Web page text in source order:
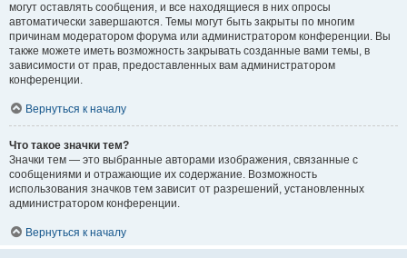
могут оставлять сообщения, и все находящиеся в них опросы
автоматически завершаются. Темы могут быть закрыты по многим
причинам модератором форума или администратором конференции. Вы
также можете иметь возможность закрывать созданные вами темы, в
зависимости от прав, предоставленных вам администратором
конференции.
Вернуться к началу
Что такое значки тем?
Значки тем — это выбранные авторами изображения, связанные с
сообщениями и отражающие их содержание. Возможность
использования значков тем зависит от разрешений, установленных
администратором конференции.
Вернуться к началу